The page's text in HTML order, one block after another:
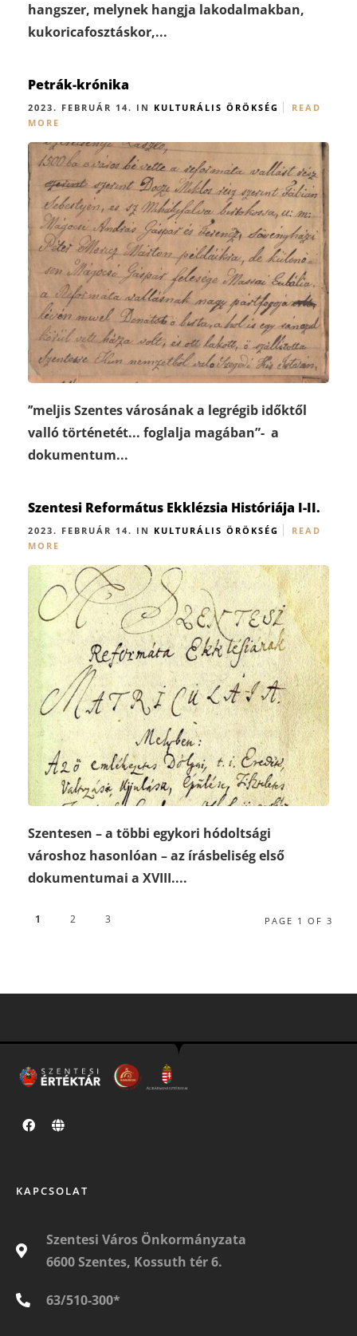
hangszer, melynek hangja lakodalmakban,
kukoricafosztáskor,...
Petrák-krónika
2023. FEBRUÁR 14. IN KULTURÁLIS ÖRÖKSÉG
READ
MORE
’’meljis Szentes városának a legrégib időktől
valló történetét... foglalja magában”- a
dokumentum...
Szentesi Református Ekklézsia Históriája I-II.
2023. FEBRUÁR 14. IN KULTURÁLIS ÖRÖKSÉG
READ
MORE
Szentesen – a többi egykori hódoltsági
városhoz hasonlóan – az írásbeliség első
dokumentumai a XVIII....
1 2 3 PAGE 1 OF 3
KAPCSOLAT
Szentesi Város Önkormányzata
6600 Szentes, Kossuth tér 6.
63/510-300*